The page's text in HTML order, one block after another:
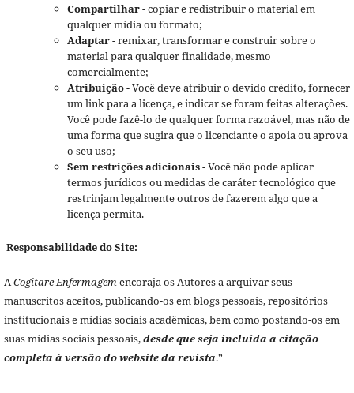
Compartilhar- copiar e redistribuir o material em
qualquer mídia ou formato;
Adaptar- remixar, transformar e construir sobre o
material para qualquer finalidade, mesmo
comercialmente;
Atribuição- Você deve atribuir o devido crédito, fornecer
um link para a licença, e indicar se foram feitas alterações.
Você pode fazê-lo de qualquer forma razoável, mas não de
uma forma que sugira que o licenciante o apoia ou aprova
o seu uso;
Sem restrições adicionais- Você não pode aplicar
termos jurídicos ou medidas de caráter tecnológico que
restrinjam legalmente outros de fazerem algo que a
licença permita.
Responsabilidade do Site:
ACogitare Enfermagemencoraja os Autores a arquivar seus
manuscritos aceitos, publicando-os em blogs pessoais, repositórios
institucionais e mídias sociais acadêmicas, bem como postando-os em
suas mídias sociais pessoais,desde que seja incluída a citação
completa à versão do website da revista.”